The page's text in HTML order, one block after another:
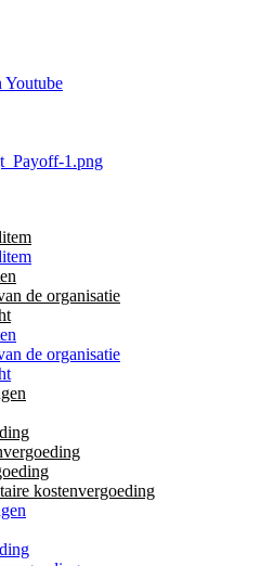
Youtube
de organisatie
de organisatie
kostenvergoeding